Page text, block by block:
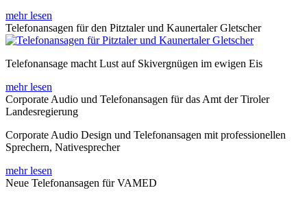
mehr lesen
Telefonansagen für den Pitztaler und Kaunertaler Gletscher
Telefonansage macht Lust auf Skivergnügen im ewigen Eis
mehr lesen
Corporate Audio und Telefonansagen für das Amt der Tiroler
Landesregierung
Corporate Audio Design und Telefonansagen mit professionellen
Sprechern, Nativesprecher
mehr lesen
Neue Telefonansagen für VAMED